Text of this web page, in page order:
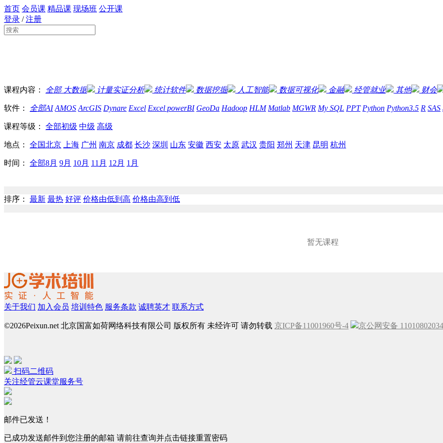
首页 会员课 精品课 现场班 公开课
登录 /注册
课程内容： 全部大数据 计量实证分析 统计软件 数据挖掘 人工智能 数据可视化 金融 经管就业 其他 财会
软件： 全部AI AMOS ArcGIS Dynare Excel Excel powerBI GeoDa Hadoop HLM Matlab MGWR My SQL PPT Python Python3.5 R SAS
课程等级： 全部初级 中级 高级
地点： 全国北京 上海 广州 南京 成都 长沙 深圳 山东 安徽 西安 太原 武汉 贵阳 郑州 天津 昆明 杭州
时间： 全部8月 9月 10月 11月 12月 1月
排序： 最新 最热 好评 价格由低到高 价格由高到低
暂无课程
关于我们 加入会员 培训特色 服务条款 诚聘英才 联系方式
©2026Peixun.net 北京国富如荷网络科技有限公司 版权所有 未经许可 请勿转载 京ICP备11001960号-4 京公网安备
扫码二维码
关注经管云课堂服务号
邮件已发送！
已成功发送邮件到您注册的邮箱 请前往查询并点击链接重置密码